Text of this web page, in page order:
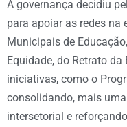
A governança decidiu
para apoiar as redes na
Municipais de
Equidade, do Retrato
iniciativas, como o
consolidando, mais
intersetorial e